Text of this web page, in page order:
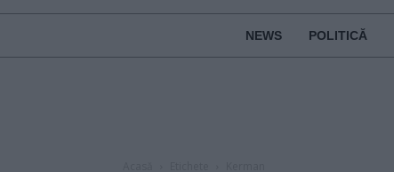
NEWS POLITICĂ